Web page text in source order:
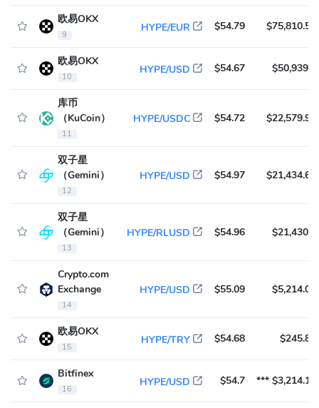
欧易OKX
9
HYPE/EUR $54.79 $75,810.51
欧易OKX
10
HYPE/USD $54.67 $50,939.6
库币
（KuCoin）
11
HYPE/USDC $54.72 $22,579.95
双子星
（Gemini）
12
HYPE/USD $54.97 $21,434.69
双子星
（Gemini）
13
HYPE/RLUSD $54.96 $21,430.4
Crypto.com
Exchange
14
HYPE/USD $55.09 $5,214.03
欧易OKX
15
HYPE/TRY $54.68 $245.83
Bitfinex
16
HYPE/USD $54.7 *** $3,214.11